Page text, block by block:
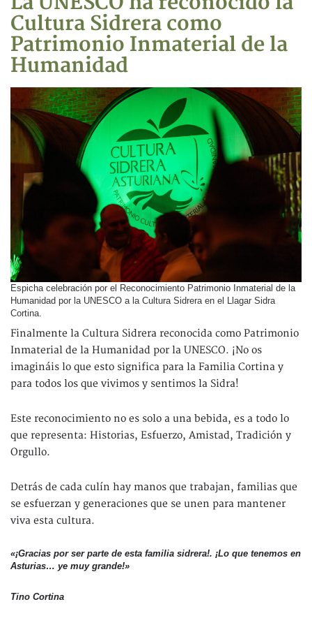
Cultura Sidrera como
Patrimonio Inmaterial de la
Humanidad
Espicha celebración por el Reconocimiento Patrimonio Inmaterial de la
Humanidad por la UNESCO a la Cultura Sidrera en el Llagar Sidra
Cortina.
Finalmente la Cultura Sidrera reconocida como Patrimonio
Inmaterial de la Humanidad por la UNESCO. ¡No os
imagináis lo que esto significa para la Familia Cortina y
para todos los que vivimos y sentimos la Sidra!
Este reconocimiento no es solo a una bebida, es a todo lo
que representa: Historias, Esfuerzo, Amistad, Tradición y
Orgullo.
Detrás de cada culín hay manos que trabajan, familias que
se esfuerzan y generaciones que se unen para mantener
viva esta cultura.
«¡Gracias por ser parte de esta familia sidrera!. ¡Lo que tenemos en
Asturias… ye muy grande!»
Tino Cortina